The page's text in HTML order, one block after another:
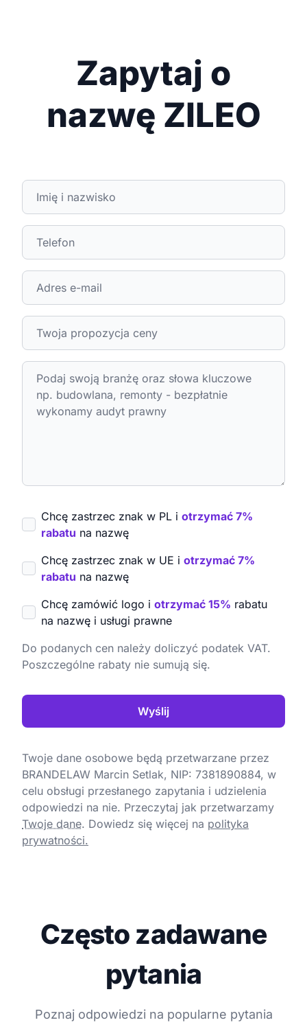
Zapytaj o
nazwę ZILEO
Chcę zastrzec znak w PL i otrzymać 7%
rabatu na nazwę
Chcę zastrzec znak w UE i otrzymać 7%
rabatu na nazwę
Chcę zamówić logo i otrzymać 15% rabatu
na nazwę i usługi prawne
Do podanych cen należy doliczyć podatek VAT.
Poszczególne rabaty nie sumują się.
Wyślij
Twoje dane osobowe będą przetwarzane przez
BRANDELAW Marcin Setlak, NIP: 7381890884, w
celu obsługi przesłanego zapytania i udzielenia
odpowiedzi na nie. Przeczytaj jak przetwarzamy
Twoje dane. Dowiedz się więcej na polityka
prywatności.
Często zadawane
pytania
Poznaj odpowiedzi na popularne pytania